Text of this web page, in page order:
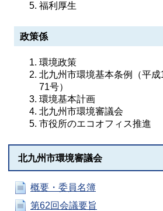
福利厚生
政策係
環境政策
北九州市環境基本条例（平
71号）
環境基本計画
北九州市環境審議会
市役所のエコオフィス推進
北九州市環境審議会
概要・委員名簿
第62回会議要旨